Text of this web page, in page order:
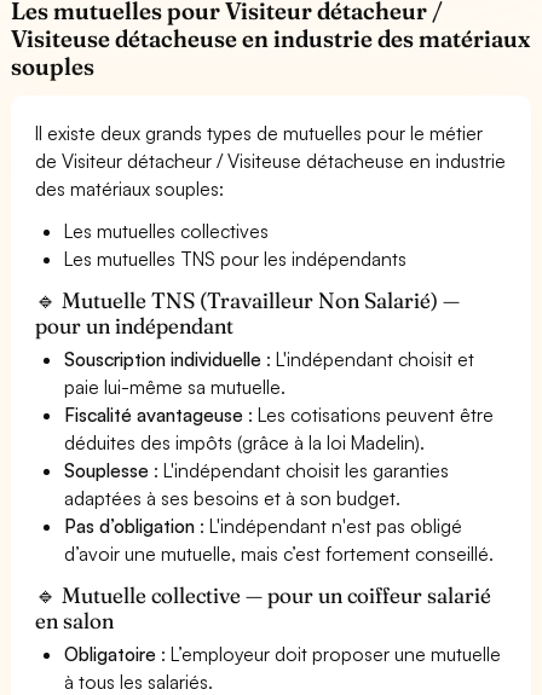
Les mutuelles pour Visiteur détacheur /
Visiteuse détacheuse en industrie des matériaux
souples
Il existe deux grands types de mutuelles pour le métier
de Visiteur détacheur / Visiteuse détacheuse en industrie
des matériaux souples:
Les mutuelles collectives
Les mutuelles TNS pour les indépendants
🔹 Mutuelle TNS (Travailleur Non Salarié) —
pour un indépendant
Souscription individuelle : L'indépendant choisit et
paie lui-même sa mutuelle.
Fiscalité avantageuse : Les cotisations peuvent être
déduites des impôts (grâce à la loi Madelin).
Souplesse : L'indépendant choisit les garanties
adaptées à ses besoins et à son budget.
Pas d’obligation : L'indépendant n'est pas obligé
d’avoir une mutuelle, mais c’est fortement conseillé.
🔹 Mutuelle collective — pour un coiffeur salarié
en salon
Obligatoire : L’employeur doit proposer une mutuelle
à tous les salariés.